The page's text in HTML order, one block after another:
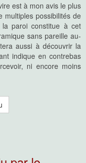
est à mon avis le plus
multiples possibilités de
paroi constitue à cet
sans pareille au-
aussi à découvrir la
indique en contrebas
ni encore moins